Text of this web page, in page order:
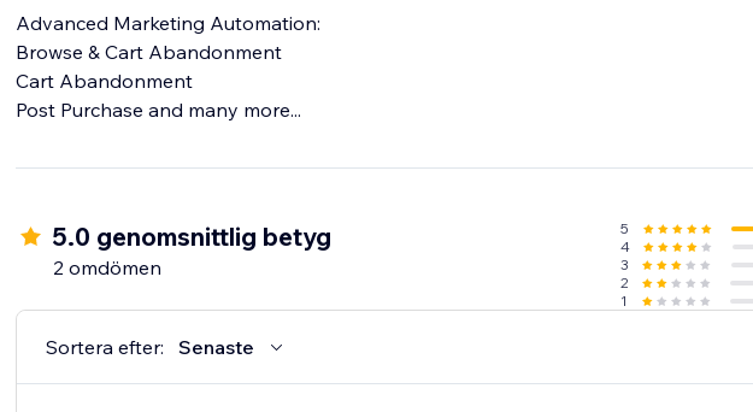
Advanced Marketing Automation:
Browse & Cart Abandonment
Cart Abandonment
Post Purchase and many more...
5.0 genomsnittlig betyg
2 omdömen
5
4
3
2
1
Sortera efter: Senaste